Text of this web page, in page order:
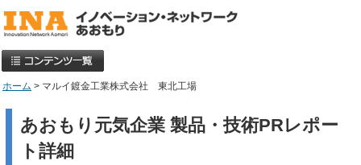
ホーム > マルイ鍍金工業株式会社 東北工場
あおもり元気企業 製品・技術PRレポー
ト詳細